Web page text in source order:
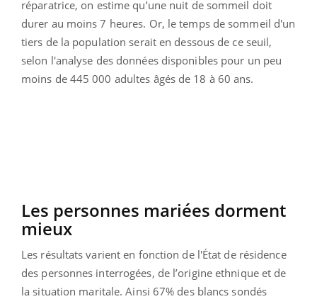
réparatrice, on estime qu’une nuit de sommeil doit
durer au moins 7 heures. Or, le temps de sommeil d'un
tiers de la population serait en dessous de ce seuil,
selon l'analyse des données disponibles pour un peu
moins de 445 000 adultes âgés de 18 à 60 ans.
Les personnes mariées dorment
mieux
Les résultats varient en fonction de l'État de résidence
des personnes interrogées, de l’origine ethnique et de
la situation maritale. Ainsi 67% des blancs sondés